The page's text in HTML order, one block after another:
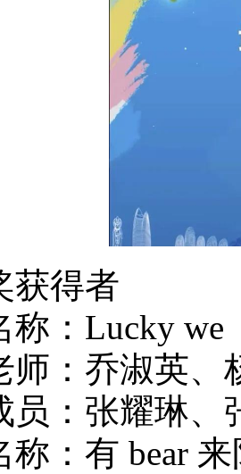
得者
：Lucky we
：乔淑英、
：张耀琳、
：有 bear 来